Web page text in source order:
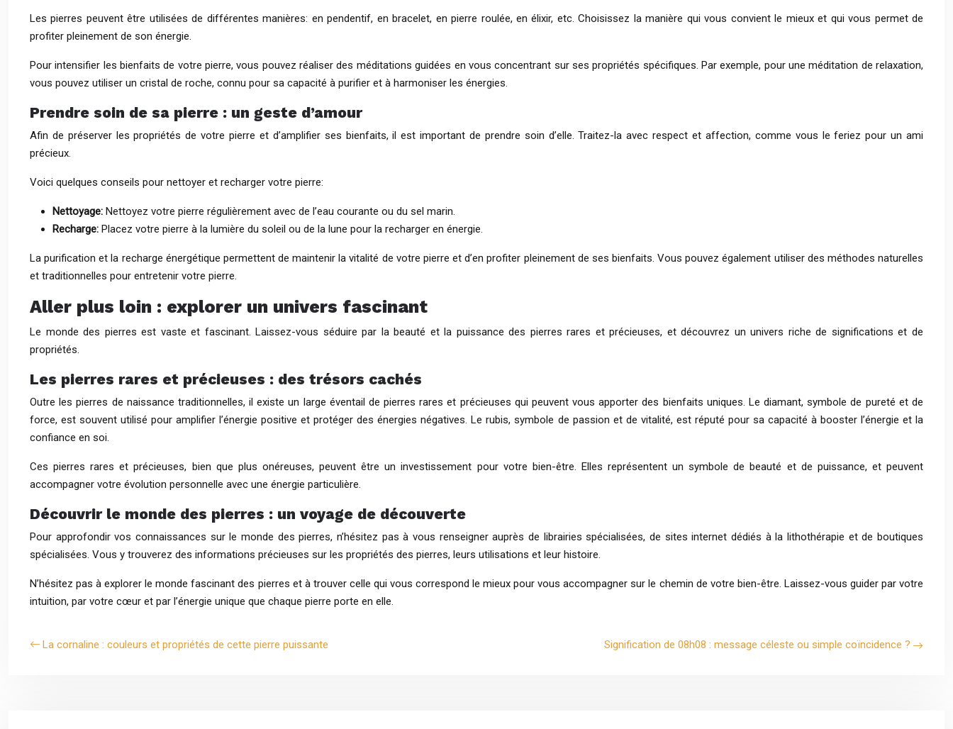
Les pierres peuvent être utilisées de différentes manières: en pendentif, en bracelet, en pierre roulée, en élixir, etc. Choisissez la manière qui vous convient le mieux et qui vous permet de
profiter pleinement de son énergie.
Pour intensifier les bienfaits de votre pierre, vous pouvez réaliser des méditations guidées en vous concentrant sur ses propriétés spécifiques. Par exemple, pour une méditation de relaxation,
vous pouvez utiliser un cristal de roche, connu pour sa capacité à purifier et à harmoniser les énergies.
Prendre soin de sa pierre : un geste d’amour
Afin de préserver les propriétés de votre pierre et d’amplifier ses bienfaits, il est important de prendre soin d’elle. Traitez-la avec respect et affection, comme vous le feriez pour un ami
précieux.
Voici quelques conseils pour nettoyer et recharger votre pierre:
Nettoyage: Nettoyez votre pierre régulièrement avec de l’eau courante ou du sel marin.
Recharge: Placez votre pierre à la lumière du soleil ou de la lune pour la recharger en énergie.
La purification et la recharge énergétique permettent de maintenir la vitalité de votre pierre et d’en profiter pleinement de ses bienfaits. Vous pouvez également utiliser des méthodes naturelles
et traditionnelles pour entretenir votre pierre.
Aller plus loin : explorer un univers fascinant
Le monde des pierres est vaste et fascinant. Laissez-vous séduire par la beauté et la puissance des pierres rares et précieuses, et découvrez un univers riche de significations et de
propriétés.
Les pierres rares et précieuses : des trésors cachés
Outre les pierres de naissance traditionnelles, il existe un large éventail de pierres rares et précieuses qui peuvent vous apporter des bienfaits uniques. Le diamant, symbole de pureté et de
force, est souvent utilisé pour amplifier l’énergie positive et protéger des énergies négatives. Le rubis, symbole de passion et de vitalité, est réputé pour sa capacité à booster l’énergie et la
confiance en soi.
Ces pierres rares et précieuses, bien que plus onéreuses, peuvent être un investissement pour votre bien-être. Elles représentent un symbole de beauté et de puissance, et peuvent
accompagner votre évolution personnelle avec une énergie particulière.
Découvrir le monde des pierres : un voyage de découverte
Pour approfondir vos connaissances sur le monde des pierres, n’hésitez pas à vous renseigner auprès de librairies spécialisées, de sites internet dédiés à la lithothérapie et de boutiques
spécialisées. Vous y trouverez des informations précieuses sur les propriétés des pierres, leurs utilisations et leur histoire.
N’hésitez pas à explorer le monde fascinant des pierres et à trouver celle qui vous correspond le mieux pour vous accompagner sur le chemin de votre bien-être. Laissez-vous guider par votre
intuition, par votre cœur et par l’énergie unique que chaque pierre porte en elle.
La cornaline : couleurs et propriétés de cette pierre puissante Signification de 08h08 : message céleste ou simple coïncidence ?